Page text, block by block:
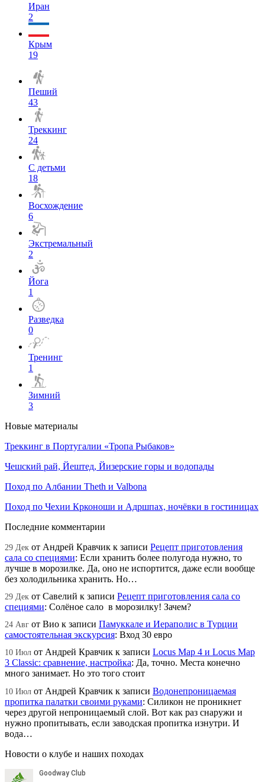
Иран
2
Крым
19
Пеший
43
Треккинг
24
С детьми
18
Восхождение
6
Экстремальный
2
Йога
1
Разведка
0
Тренинг
1
Зимний
3
Новые материалы
Треккинг в Португалии «Тропа Рыбаков»
Чешский рай, Йештед, Йизерские горы и водопады
Поход по Албании Theth и Valbona
Поход по Чехии Крконоши и Адршпах, ночёвки в гостиницах
Последние комментарии
29 Дек от Андрей Кравчик к записи Рецепт приготовления
сала со специями: Если хранить более полугода нужно, то
лучше в морозилке. Да, оно не испортится, даже если вообще
без холодильника хранить. Но…
29 Дек от Савелий к записи Рецепт приготовления сала со
специями: Солёное сало в морозилку! Зачем?
24 Авг от Вио к записи Памуккале и Иераполис в Турции
самостоятельная экскурсия: Вход 30 евро
10 Июл от Андрей Кравчик к записи Locus Map 4 и Locus Map
3 Classic: сравнение, настройка: Да, точно. Места конечно
много занимает. Но это того стоит
10 Июл от Андрей Кравчик к записи Водонепроницаемая
пропитка палатки своими руками: Силикон не проникнет
через другой непроницаемый слой. Вот как раз снаружи и
нужно пропитывать, если заводская пропитка изнутри. И
вода…
Новости о клубе и наших походах